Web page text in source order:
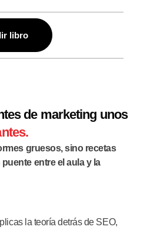
libro
de marketing unos
gruesos, sino recetas
entre el aula y la
la teoría detrás de SEO,